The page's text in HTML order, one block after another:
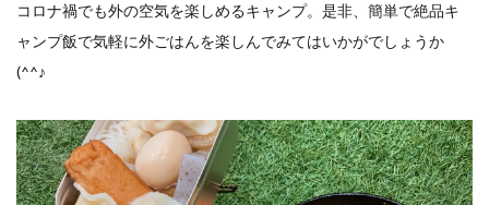
コロナ禍でも外の空気を楽しめるキャンプ。是非、簡単で絶品キ
ャンプ飯で気軽に外ごはんを楽しんでみてはいかがでしょうか
(^^♪